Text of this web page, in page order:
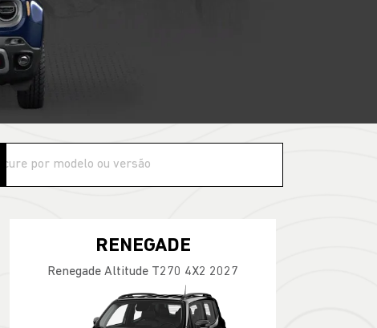
RENEGADE
Renegade Altitude T270 4X2 2027